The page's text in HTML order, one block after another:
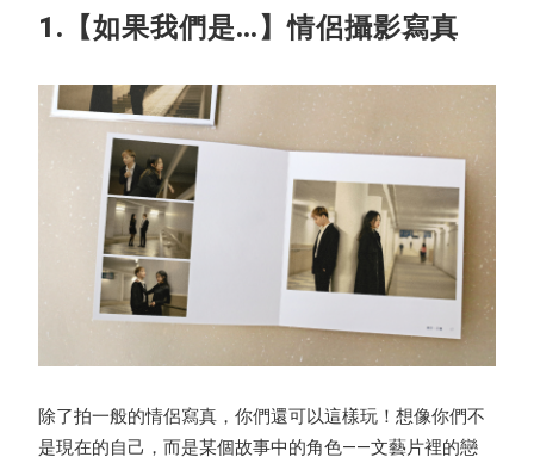
1.【如果我們是…】情侶攝影寫真
除了拍一般的情侶寫真，你們還可以這樣玩！想像你們不
是現在的自己，而是某個故事中的角色——文藝片裡的戀